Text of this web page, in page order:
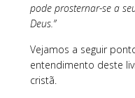
pode prosternar-se a
Deus.”
Vejamos a seguir
entendimento deste
cristã.